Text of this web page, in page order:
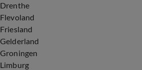
Drenthe
Flevoland
Friesland
Gelderland
Groningen
Limburg